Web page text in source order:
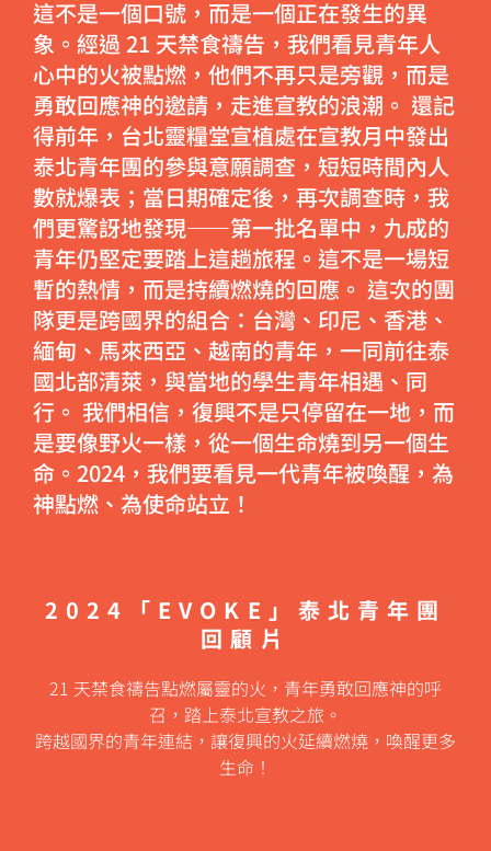
這不是一個口號，而是一個正在發生的異
象。經過 21 天禁食禱告，我們看見青年人
心中的火被點燃，他們不再只是旁觀，而是
勇敢回應神的邀請，走進宣教的浪潮。 還記
得前年，台北靈糧堂宣植處在宣教月中發出
泰北青年團的參與意願調查，短短時間內人
數就爆表；當日期確定後，再次調查時，我
們更驚訝地發現——第一批名單中，九成的
青年仍堅定要踏上這趟旅程。這不是一場短
暫的熱情，而是持續燃燒的回應。 這次的團
隊更是跨國界的組合：台灣、印尼、香港、
緬甸、馬來西亞、越南的青年，一同前往泰
國北部清萊，與當地的學生青年相遇、同
行。 我們相信，復興不是只停留在一地，而
是要像野火一樣，從一個生命燒到另一個生
命。2024，我們要看見一代青年被喚醒，為
神點燃、為使命站立！
2024「EVOKE」泰北青年團
回顧片
21 天禁食禱告點燃屬靈的火，青年勇敢回應神的呼
召，踏上泰北宣教之旅。
跨越國界的青年連結，讓復興的火延續燃燒，喚醒更多
生命！